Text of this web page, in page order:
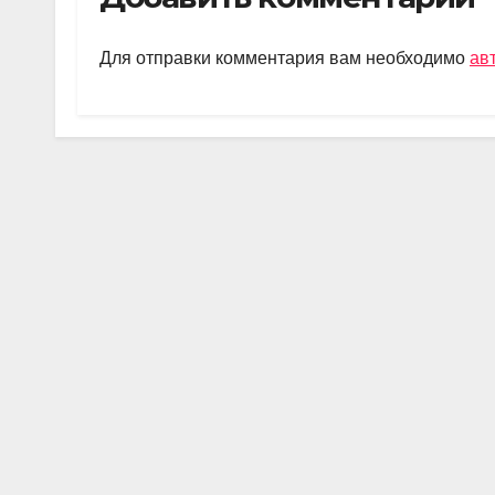
gr
a
s
A
p
o
kl
ss
а
в
ть
Для отправки комментария вам необходимо